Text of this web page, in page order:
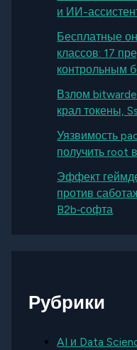
и ИИ-
Бесплатные
классов: 17
контрольным
Взлом
крал токены,
Уязвимость
получить root
Эффект
против
B2b‑софта
Рубрики
AI и Data